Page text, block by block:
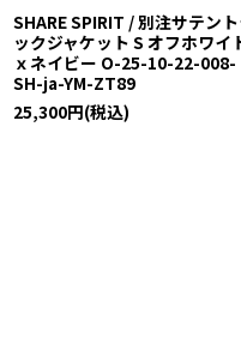
SHARE SPIRIT / 別注サテン
ックジャケット S オフホワイ
ｘネイビー O-25-10-22-008-
SH-ja-YM-ZT89
25,300円(税込)